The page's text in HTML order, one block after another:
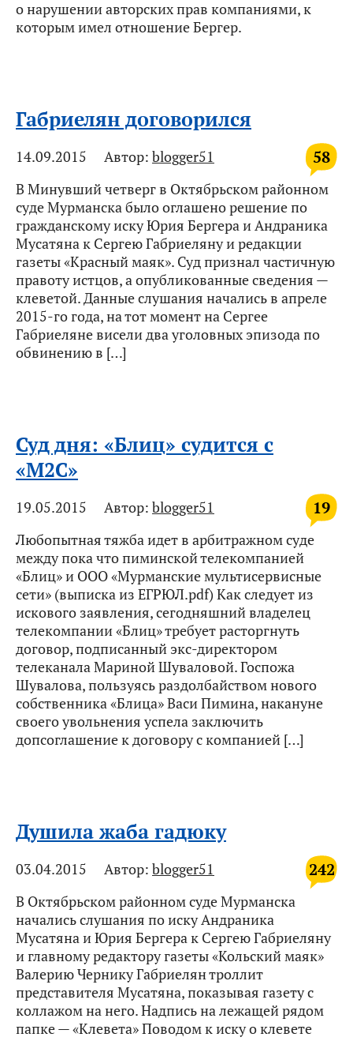
о нарушении авторских прав компаниями, к
которым имел отношение Бергер.
Габриелян договорился
58
14.09.2015 Автор: blogger51
В Минувший четверг в Октябрьском районном
суде Мурманска было оглашено решение по
гражданскому иску Юрия Бергера и Андраника
Мусатяна к Сергею Габриеляну и редакции
газеты «Красный маяк». Суд признал частичную
правоту истцов, а опубликованные сведения —
клеветой. Данные слушания начались в апреле
2015-го года, на тот момент на Сергее
Габриеляне висели два уголовных эпизода по
обвинению в […]
Суд дня: «Блиц» судится с
«М2С»
19
19.05.2015 Автор: blogger51
Любопытная тяжба идет в арбитражном суде
между пока что пиминской телекомпанией
«Блиц» и ООО «Мурманские мультисервисные
сети» (выписка из ЕГРЮЛ.pdf) Как следует из
искового заявления, сегодняшний владелец
телекомпании «Блиц» требует расторгнуть
договор, подписанный экс-директором
телеканала Мариной Шуваловой. Госпожа
Шувалова, пользуясь раздолбайством нового
собственника «Блица» Васи Пимина, накануне
своего увольнения успела заключить
допсоглашение к договору с компанией […]
Душила жаба гадюку
242
03.04.2015 Автор: blogger51
В Октябрьском районном суде Мурманска
начались слушания по иску Андраника
Мусатяна и Юрия Бергера к Сергею Габриеляну
и главному редактору газеты «Кольский маяк»
Валерию Чернику Габриелян троллит
представителя Мусатяна, показывая газету с
коллажом на него. Надпись на лежащей рядом
папке — «Клевета» Поводом к иску о клевете